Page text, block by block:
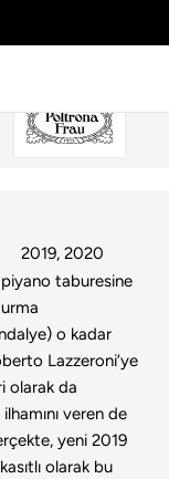
2019,2020
piyano taburesine
o kadar
Lazzeroni’ye
olarak da
veren de
yeni 2019
olarak bu